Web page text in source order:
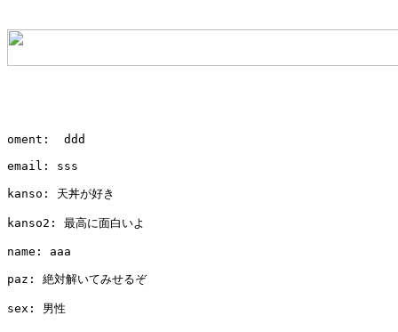
oment:  ddd
email: sss
kanso: 天丼が好き
kanso2: 最高に面白いよ
name: aaa
paz: 絶対解いてみせるぞ
sex: 男性